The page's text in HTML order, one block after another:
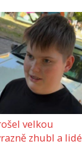
velkou
zhubl a lidé